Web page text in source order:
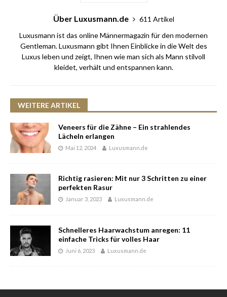
Über Luxusmann.de
611 Artikel
Luxusmann ist das online Männermagazin für den modernen
Gentleman. Luxusmann gibt Ihnen Einblicke in die Welt des
Luxus leben und zeigt, Ihnen wie man sich als Mann stilvoll
kleidet, verhält und entspannen kann.
WEITERE ARTIKEL
Veneers für die Zähne – Ein strahlendes
Lächeln erlangen
Mai 12, 2024 Luxusmann.de
Richtig rasieren: Mit nur 3 Schritten zu einer
perfekten Rasur
Januar 3, 2023 Luxusmann.de
Schnelleres Haarwachstum anregen: 11
einfache Tricks für volles Haar
Juni 6, 2023 Luxusmann.de